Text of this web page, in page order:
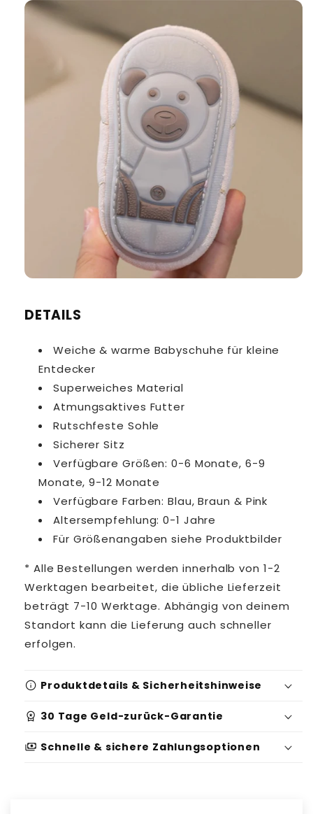
DETAILS
Weiche & warme Babyschuhe für kleine
Entdecker
Superweiches Material
Atmungsaktives Futter
Rutschfeste Sohle
Sicherer Sitz
Verfügbare Größen: 0-6 Monate, 6-9
Monate, 9-12 Monate
Verfügbare Farben: Blau, Braun & Pink
Altersempfehlung: 0-1 Jahre
Für Größenangaben siehe Produktbilder
* Alle Bestellungen werden innerhalb von 1-2
Werktagen bearbeitet, die übliche Lieferzeit
beträgt 7-10 Werktage. Abhängig von deinem
Standort kann die Lieferung auch schneller
erfolgen.
info Produktdetails & Sicherheitshinweise
Produktidentifikation:
Serien-/Batchnummer: 1540612
workspace_premium 30 Tage Geld-zurück-Garantie
payments Schnelle & sichere Zahlungsoptionen